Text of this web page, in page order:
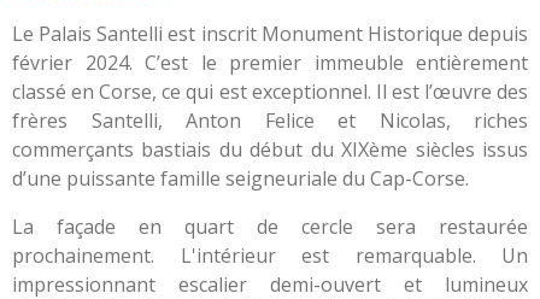
Le Palais Santelli est inscrit Monument Historique depuis
février 2024. C’est le premier immeuble entièrement
classé en Corse, ce qui est exceptionnel. Il est l’œuvre des
frères Santelli, Anton Felice et Nicolas, riches
commerçants bastiais du début du XIXème siècles issus
d’une puissante famille seigneuriale du Cap-Corse.
La façade en quart de cercle sera restaurée
prochainement. L'intérieur est remarquable. Un
impressionnant escalier demi-ouvert et lumineux